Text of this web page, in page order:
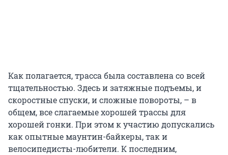
Как полагается, трасса была составлена со всей
тщательностью. Здесь и затяжные подъемы, и
скоростные спуски, и сложные повороты, – в
общем, все слагаемые хорошей трассы для
хорошей гонки. При этом к участию допускались
как опытные маунтин-байкеры, так и
велосипедисты-любители. К последним,